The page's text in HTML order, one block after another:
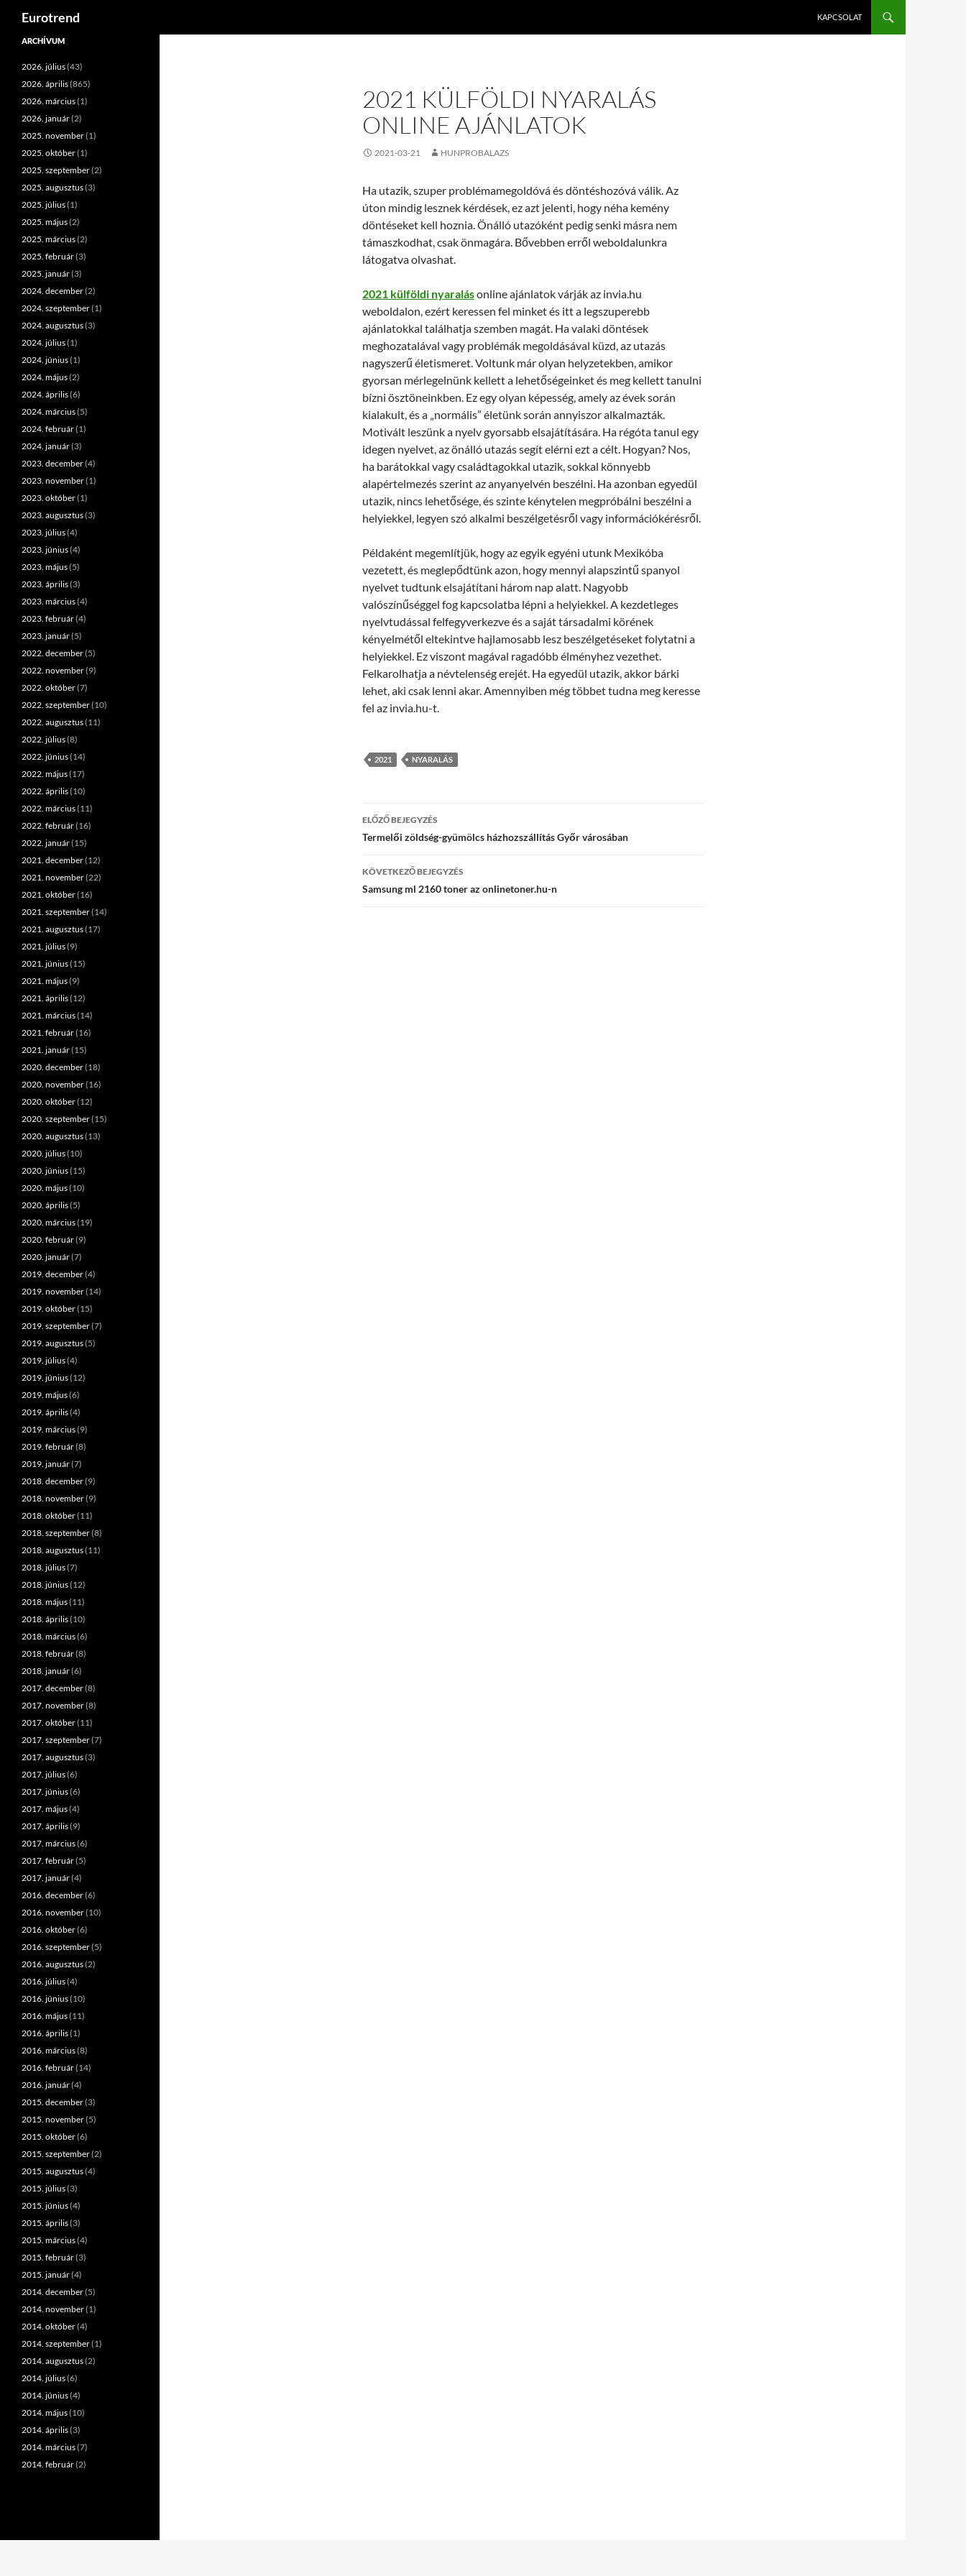
Kilépés
Eurotrend KAPCSOLAT
2021 KÜLFÖLDI NYARALÁS
ONLINE AJÁNLATOK
2021-03-21 HUNPROBALAZS
Ha utazik, szuper problémamegoldóvá és döntéshozóvá válik. Az
úton mindig lesznek kérdések, ez azt jelenti, hogy néha kemény
döntéseket kell hoznia. Önálló utazóként pedig senki másra nem
támaszkodhat, csak önmagára. Bővebben erről weboldalunkra
látogatva olvashat.
2021 külföldi nyaralásonline ajánlatok várják az invia.hu
weboldalon, ezért keressen fel minket és itt a legszuperebb
ajánlatokkal találhatja szemben magát. Ha valaki döntések
meghozatalával vagy problémák megoldásával küzd, az utazás
nagyszerű életismeret. Voltunk már olyan helyzetekben, amikor
gyorsan mérlegelnünk kellett a lehetőségeinket és meg kellett tanulni
bízni ösztöneinkben. Ez egy olyan képesség, amely az évek során
kialakult, és a „normális” életünk során annyiszor alkalmazták.
Motivált leszünk a nyelv gyorsabb elsajátítására. Ha régóta tanul egy
idegen nyelvet, az önálló utazás segít elérni ezt a célt. Hogyan? Nos,
ha barátokkal vagy családtagokkal utazik, sokkal könnyebb
alapértelmezés szerint az anyanyelvén beszélni. Ha azonban egyedül
utazik, nincs lehetősége, és szinte kénytelen megpróbálni beszélni a
helyiekkel, legyen szó alkalmi beszélgetésről vagy információkérésről.
Példaként megemlítjük, hogy az egyik egyéni utunk Mexikóba
vezetett, és meglepődtünk azon, hogy mennyi alapszintű spanyol
nyelvet tudtunk elsajátítani három nap alatt. Nagyobb
valószínűséggel fog kapcsolatba lépni a helyiekkel. A kezdetleges
nyelvtudással felfegyverkezve és a saját társadalmi körének
kényelmétől eltekintve hajlamosabb lesz beszélgetéseket folytatni a
helyiekkel. Ez viszont magával ragadóbb élményhez vezethet.
Felkarolhatja a névtelenség erejét. Ha egyedül utazik, akkor bárki
lehet, aki csak lenni akar. Amennyiben még többet tudna meg keresse
fel az invia.hu-t.
2021 NYARALÁS
Bejegyzés
navigáció
ELŐZŐ BEJEGYZÉS
Termelői zöldség-gyümölcs házhozszállítás Győr városában
KÖVETKEZŐ BEJEGYZÉS
Samsung ml 2160 toner az onlinetoner.hu-n
ARCHÍVUM
2026. július(43)
2026. április(865)
2026. március(1)
2026. január(2)
2025. november(1)
2025. október(1)
2025. szeptember(2)
2025. augusztus(3)
2025. július(1)
2025. május(2)
2025. március(2)
2025. február(3)
2025. január(3)
2024. december(2)
2024. szeptember(1)
2024. augusztus(3)
2024. július(1)
2024. június(1)
2024. május(2)
2024. április(6)
2024. március(5)
2024. február(1)
2024. január(3)
2023. december(4)
2023. november(1)
2023. október(1)
2023. augusztus(3)
2023. július(4)
2023. június(4)
2023. május(5)
2023. április(3)
2023. március(4)
2023. február(4)
2023. január(5)
2022. december(5)
2022. november(9)
2022. október(7)
2022. szeptember(10)
2022. augusztus(11)
2022. július(8)
2022. június(14)
2022. május(17)
2022. április(10)
2022. március(11)
2022. február(16)
2022. január(15)
2021. december(12)
2021. november(22)
2021. október(16)
2021. szeptember(14)
2021. augusztus(17)
2021. július(9)
2021. június(15)
2021. május(9)
2021. április(12)
2021. március(14)
2021. február(16)
2021. január(15)
2020. december(18)
2020. november(16)
2020. október(12)
2020. szeptember(15)
2020. augusztus(13)
2020. július(10)
2020. június(15)
2020. május(10)
2020. április(5)
2020. március(19)
2020. február(9)
2020. január(7)
2019. december(4)
2019. november(14)
2019. október(15)
2019. szeptember(7)
2019. augusztus(5)
2019. július(4)
2019. június(12)
2019. május(6)
2019. április(4)
2019. március(9)
2019. február(8)
2019. január(7)
2018. december(9)
2018. november(9)
2018. október(11)
2018. szeptember(8)
2018. augusztus(11)
2018. július(7)
2018. június(12)
2018. május(11)
2018. április(10)
2018. március(6)
2018. február(8)
2018. január(6)
2017. december(8)
2017. november(8)
2017. október(11)
2017. szeptember(7)
2017. augusztus(3)
2017. július(6)
2017. június(6)
2017. május(4)
2017. április(9)
2017. március(6)
2017. február(5)
2017. január(4)
2016. december(6)
2016. november(10)
2016. október(6)
2016. szeptember(5)
2016. augusztus(2)
2016. július(4)
2016. június(10)
2016. május(11)
2016. április(1)
2016. március(8)
2016. február(14)
2016. január(4)
2015. december(3)
2015. november(5)
2015. október(6)
2015. szeptember(2)
2015. augusztus(4)
2015. július(3)
2015. június(4)
2015. április(3)
2015. március(4)
2015. február(3)
2015. január(4)
2014. december(5)
2014. november(1)
2014. október(4)
2014. szeptember(1)
2014. augusztus(2)
2014. július(6)
2014. június(4)
2014. május(10)
2014. április(3)
2014. március(7)
2014. február(2)